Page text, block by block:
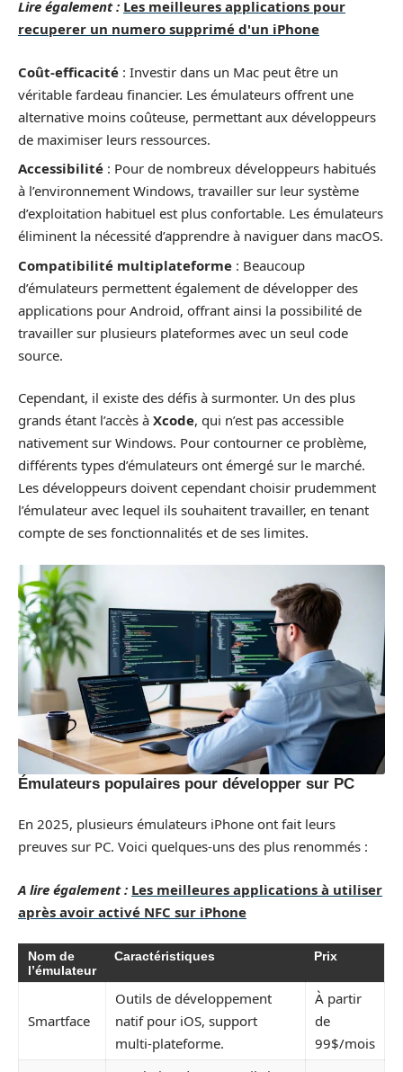
Lire également : Les meilleures applications pour
recuperer un numero supprimé d'un iPhone
Coût-efficacité : Investir dans un Mac peut être un
véritable fardeau financier. Les émulateurs offrent une
alternative moins coûteuse, permettant aux développeurs
de maximiser leurs ressources.
Accessibilité : Pour de nombreux développeurs habitués
à l’environnement Windows, travailler sur leur système
d’exploitation habituel est plus confortable. Les émulateurs
éliminent la nécessité d’apprendre à naviguer dans macOS.
Compatibilité multiplateforme : Beaucoup
d’émulateurs permettent également de développer des
applications pour Android, offrant ainsi la possibilité de
travailler sur plusieurs plateformes avec un seul code
source.
Cependant, il existe des défis à surmonter. Un des plus
grands étant l’accès à Xcode, qui n’est pas accessible
nativement sur Windows. Pour contourner ce problème,
différents types d’émulateurs ont émergé sur le marché.
Les développeurs doivent cependant choisir prudemment
l’émulateur avec lequel ils souhaitent travailler, en tenant
compte de ses fonctionnalités et de ses limites.
Émulateurs populaires pour développer sur PC
En 2025, plusieurs émulateurs iPhone ont fait leurs
preuves sur PC. Voici quelques-uns des plus renommés :
A lire également : Les meilleures applications à utiliser
après avoir activé NFC sur iPhone
Nom de
l’émulateur
Caractéristiques Prix
Smartface
Outils de développement
natif pour iOS, support
multi-plateforme.
À partir
de
99$/mois